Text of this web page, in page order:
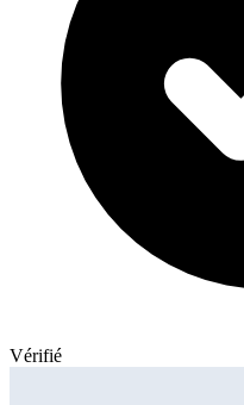
Vérifié